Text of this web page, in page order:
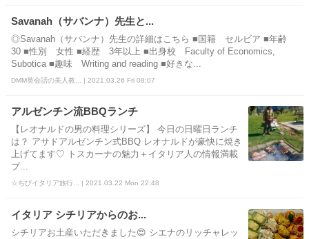
Savanah（サバンナ）先生と...
◎Savanah（サバンナ）先生の詳細はこちら ■国籍 セルビア ■年齢
30 ■性別 女性 ■経歴 3年以上 ■出身校 Faculty of Economics,
Subotica ■趣味 Writing and reading ■好きな...
DMM英会話の美人教... | 2021.03.26 Fri 08:07
アルゼンチン流BBQランチ
【レオナルドの男の料理シリーズ】 今日の日曜日ランチ
は？ アサドアルゼンチン式BBQ レオナルドが豪快に焼き
上げてます♡ トスカーナの魅力＋イタリア人の情報満載
ブ...
☆ちびイタリア旅行... | 2021.03.22 Mon 22:48
イタリア シチリアからのお...
シチリアお土産いただきました😍 シエナのリッチャレッ